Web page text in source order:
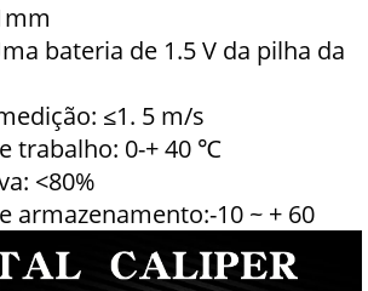
bateria de 1.5 V da pilha da
≤1. 5 m/s
trabalho: 0-+ 40 ℃
<80%
armazenamento:-10 ~ + 60